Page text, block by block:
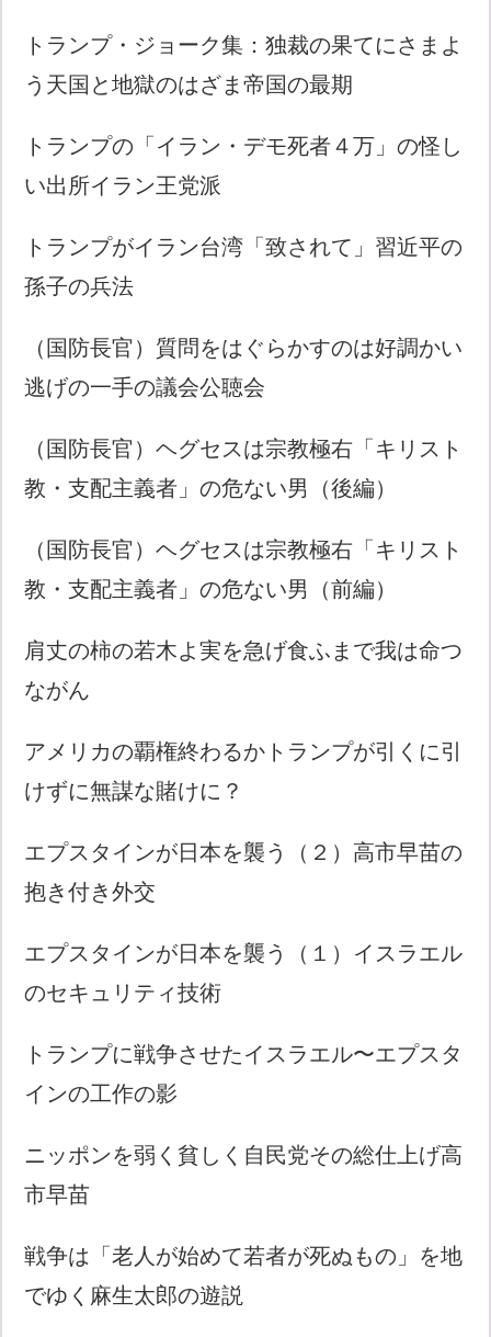
トランプ・ジョーク集：独裁の果てにさまよ
う天国と地獄のはざま帝国の最期
トランプの「イラン・デモ死者４万」の怪し
い出所イラン王党派
トランプがイラン台湾「致されて」習近平の
孫子の兵法
（国防長官）質問をはぐらかすのは好調かい
逃げの一手の議会公聴会
（国防長官）ヘグセスは宗教極右「キリスト
教・支配主義者」の危ない男（後編）
（国防長官）ヘグセスは宗教極右「キリスト
教・支配主義者」の危ない男（前編）
肩丈の柿の若木よ実を急げ食ふまで我は命つ
ながん
アメリカの覇権終わるかトランプが引くに引
けずに無謀な賭けに？
エプスタインが日本を襲う（２）高市早苗の
抱き付き外交
エプスタインが日本を襲う（１）イスラエル
のセキュリティ技術
トランプに戦争させたイスラエル〜エプスタ
インの工作の影
ニッポンを弱く貧しく自民党その総仕上げ高
市早苗
戦争は「老人が始めて若者が死ぬもの」を地
でゆく麻生太郎の遊説